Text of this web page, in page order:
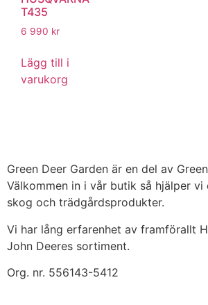
T435
6 990 kr
Lägg till i
varukorg
Green Deer Garden är en del av
Välkommen in i vår butik så hjälper
skog och trädgårdsprodukter.
Vi har lång erfarenhet av framförallt
John Deeres sortiment.
Org. nr. 556143-5412